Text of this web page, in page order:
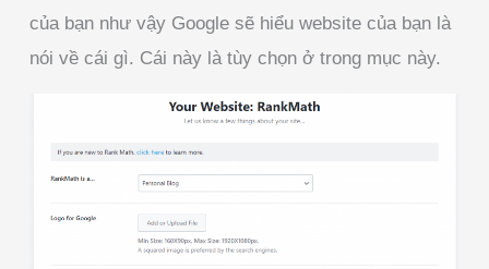
của bạn như vậy Google sẽ hiểu website của bạn là
nói về cái gì. Cái này là tùy chọn ở trong mục này.